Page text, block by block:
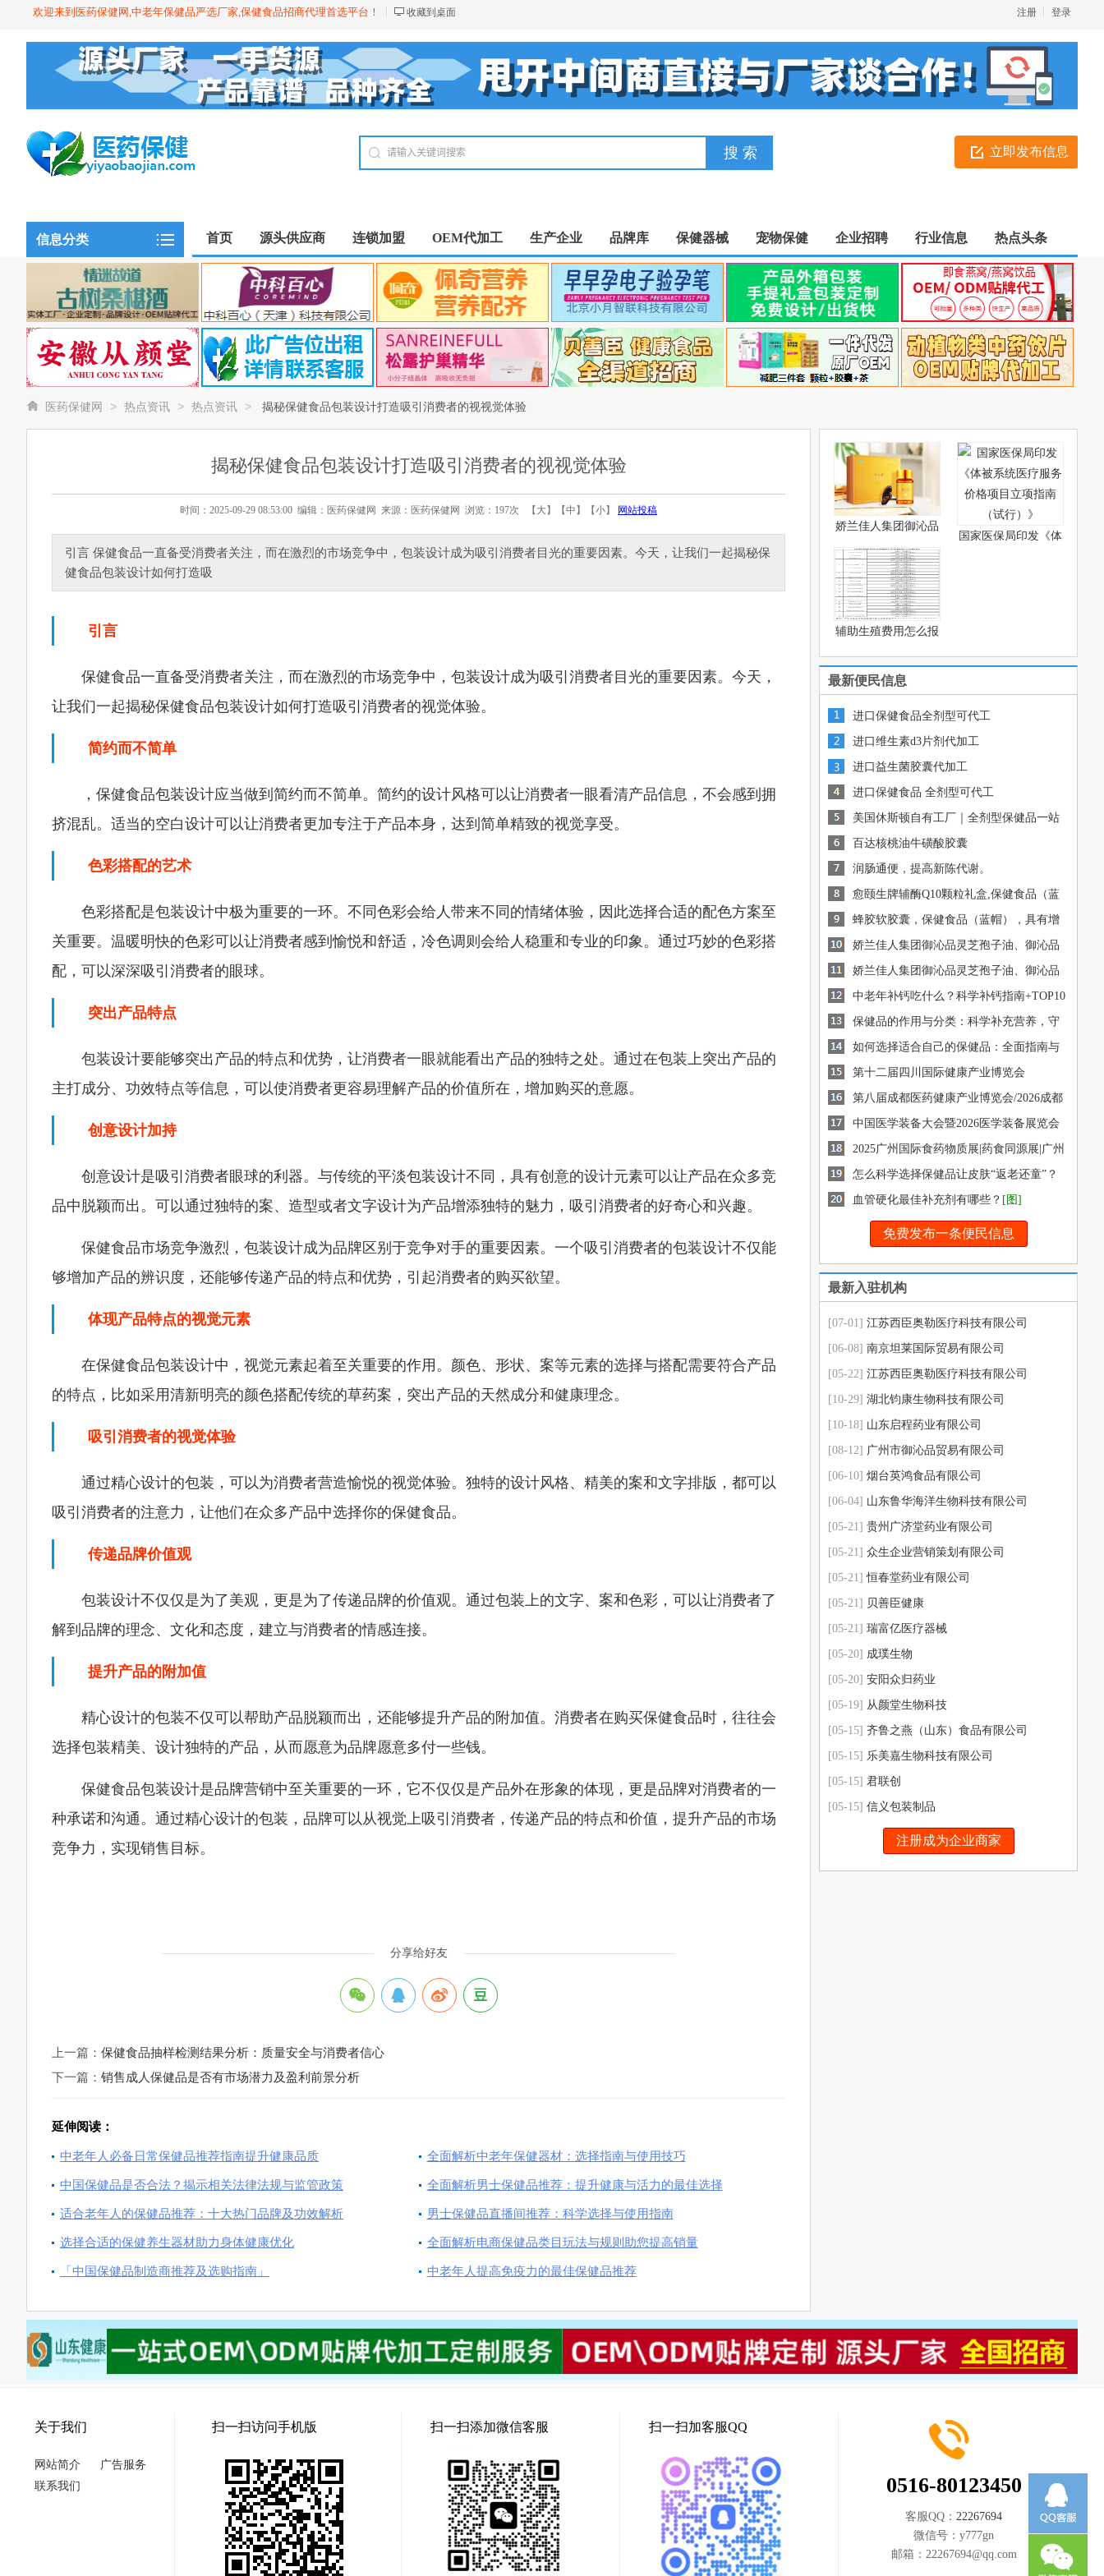
欢迎来到医药保健网,中老年保健品严选厂家,保健食品招商代理首选平台！ 收藏到桌面 登录
注册
立即发布信息
信息分类 首页 源头供应商 连锁加盟 OEM代加工 生产企业 品牌库 保健器械 宠物保健 企业招聘 行业信息 热点头条
医药保健网 > 热点资讯 > 热点资讯 > 揭秘保健食品包装设计打造吸引消费者的视视觉体验
揭秘保健食品包装设计打造吸引消费者的视视觉体验
时间：2025-09-29 08:53:00 编辑：医药保健网 来源：医药保健网 浏览：197次 【 大】【中 】【小】 网站投稿
引言 保健食品一直备受消费者关注，而在激烈的市场竞争中，包装设计成为吸引消费者目光的重要因素。今天，让我们一起揭秘保
健食品包装设计如何打造吸
引言
保健食品一直备受消费者关注，而在激烈的市场竞争中，包装设计成为吸引消费者目光的重要因素。今天，
让我们一起揭秘保健食品包装设计如何打造吸引消费者的视觉体验。
简约而不简单
，保健食品包装设计应当做到简约而不简单。简约的设计风格可以让消费者一眼看清产品信息，不会感到拥
挤混乱。适当的空白设计可以让消费者更加专注于产品本身，达到简单精致的视觉享受。
色彩搭配的艺术
色彩搭配是包装设计中极为重要的一环。不同色彩会给人带来不同的情绪体验，因此选择合适的配色方案至
关重要。温暖明快的色彩可以让消费者感到愉悦和舒适，冷色调则会给人稳重和专业的印象。通过巧妙的色彩搭
配，可以深深吸引消费者的眼球。
突出产品特点
包装设计要能够突出产品的特点和优势，让消费者一眼就能看出产品的独特之处。通过在包装上突出产品的
主打成分、功效特点等信息，可以使消费者更容易理解产品的价值所在，增加购买的意愿。
创意设计加持
创意设计是吸引消费者眼球的利器。与传统的平淡包装设计不同，具有创意的设计元素可以让产品在众多竞
品中脱颖而出。可以通过独特的案、造型或者文字设计为产品增添独特的魅力，吸引消费者的好奇心和兴趣。
保健食品市场竞争激烈，包装设计成为品牌区别于竞争对手的重要因素。一个吸引消费者的包装设计不仅能
够增加产品的辨识度，还能够传递产品的特点和优势，引起消费者的购买欲望。
体现产品特点的视觉元素
在保健食品包装设计中，视觉元素起着至关重要的作用。颜色、形状、案等元素的选择与搭配需要符合产品
的特点，比如采用清新明亮的颜色搭配传统的草药案，突出产品的天然成分和健康理念。
吸引消费者的视觉体验
通过精心设计的包装，可以为消费者营造愉悦的视觉体验。独特的设计风格、精美的案和文字排版，都可以
吸引消费者的注意力，让他们在众多产品中选择你的保健食品。
传递品牌价值观
包装设计不仅仅是为了美观，更是为了传递品牌的价值观。通过包装上的文字、案和色彩，可以让消费者了
解到品牌的理念、文化和态度，建立与消费者的情感连接。
提升产品的附加值
精心设计的包装不仅可以帮助产品脱颖而出，还能够提升产品的附加值。消费者在购买保健食品时，往往会
选择包装精美、设计独特的产品，从而愿意为品牌愿意多付一些钱。
保健食品包装设计是品牌营销中至关重要的一环，它不仅仅是产品外在形象的体现，更是品牌对消费者的一
种承诺和沟通。通过精心设计的包装，品牌可以从视觉上吸引消费者，传递产品的特点和价值，提升产品的市场
竞争力，实现销售目标。
分享给好友
上一篇： 保健食品抽样检测结果分析：质量安全与消费者信心
下一篇： 销售成人保健品是否有市场潜力及盈利前景分析
延伸阅读：
中老年人必备日常保健品推荐指南提升健康品质 全面解析中老年保健器材：选择指南与使用技巧
中国保健品是否合法？揭示相关法律法规与监管政策 全面解析男士保健品推荐：提升健康与活力的最佳选择
适合老年人的保健品推荐：十大热门品牌及功效解析 男士保健品直播间推荐：科学选择与使用指南
选择合适的保健养生器材助力身体健康优化 全面解析电商保健品类目玩法与规则助您提高销量
「中国保健品制造商推荐及选购指南」 中老年人提高免疫力的最佳保健品推荐
娇兰佳人集团御沁品
灵芝
国家医保局印发《体
辅助生殖费用怎么报
最新便民信息
进口保健食品全剂型可代工
进口维生素d3片剂代加工
进口益生菌胶囊代加工
进口保健食品 全剂型可代工
美国休斯顿自有工厂｜全剂型保健品一站
式OEM/ODM代工
百达核桃油牛磺酸胶囊
润肠通便，提高新陈代谢。
愈颐生牌辅酶Q10颗粒礼盒,保健食品（蓝
帽），有助于增强免疫[图]
蜂胶软胶囊，保健食品（蓝帽），具有增
强免疫力的保健功能[图]
娇兰佳人集团御沁品灵芝孢子油、御沁品
破壁灵芝孢子粉火爆招商中[图]
娇兰佳人集团御沁品灵芝孢子油、御沁品
破壁灵芝孢子粉火爆招商中[图]
中老年补钙吃什么？科学补钙指南+TOP10
钙源推荐[图]
保健品的作用与分类：科学补充营养，守
护健康[图]
如何选择适合自己的保健品：全面指南与
建议 [图]
第十二届四川国际健康产业博览会
第八届成都医药健康产业博览会/2026成都
药交会中国医学装备大会暨2026医学装备展览会
2025广州国际食药物质展|药食同源展|广州
健康展|12月盛
怎么科学选择保健品让皮肤“返老还童”？
[图] 血管硬化最佳补充剂有哪些？ [图]
免费发布一条便民信息
最新入驻机构
[07-01] 江苏西臣奥勒医疗科技有限公司
[06-08] 南京坦莱国际贸易有限公司
[05-22] 江苏西臣奥勒医疗科技有限公司
[10-29] 湖北钧康生物科技有限公司
[10-18] 山东启程药业有限公司
[08-12] 广州市御沁品贸易有限公司
[06-10] 烟台英鸿食品有限公司
[06-04] 山东鲁华海洋生物科技有限公司
[05-21] 贵州广济堂药业有限公司
[05-21] 众生企业营销策划有限公司
[05-21] 恒春堂药业有限公司
[05-21] 贝善臣健康
[05-21] 瑞富亿医疗器械
[05-20] 成璞生物
[05-20] 安阳众归药业
[05-19] 从颜堂生物科技
[05-15] 齐鲁之燕（山东）食品有限公司
[05-15] 乐美嘉生物科技有限公司
[05-15] 君联创
[05-15] 信义包装制品
注册成为企业商家
关于我们
网站简介
广告服务
联系我们
扫一扫访问手机版 扫一扫添加微信客服 扫一扫加客服QQ
0516-80123450
客服QQ： 22267694
微信号： y777gn
邮箱： 22267694@qq.com